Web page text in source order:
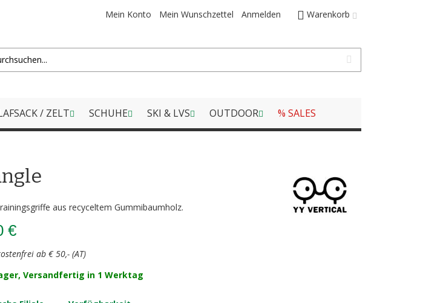
Warenkorb
Mein Konto Mein Wunschzettel Anmelden
/ ZELT SCHUHE SKI & LVS OUTDOOR % SALES
aus recyceltem Gummibaumholz.
€
ab € 50,- (AT)
Versandfertig in 1 Werktag